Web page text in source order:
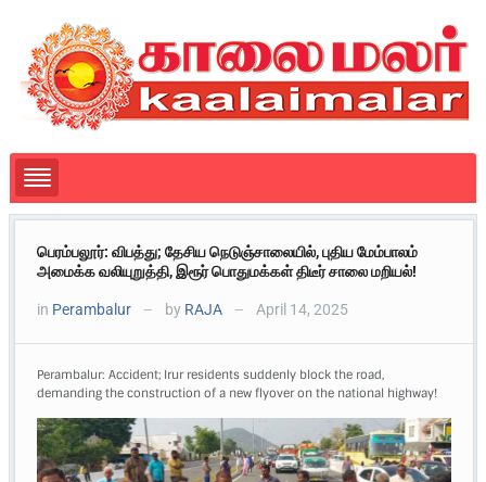
பெரம்பலூர்: விபத்து; தேசிய நெடுஞ்சாலையில், புதிய மேம்பாலம்
அமைக்க வலியுறுத்தி, இரூர் பொதுமக்கள் திடீர் சாலை மறியல்!
in Perambalur — by RAJA — April 14, 2025
Perambalur: Accident; Irur residents suddenly block the road,
demanding the construction of a new flyover on the national highway!